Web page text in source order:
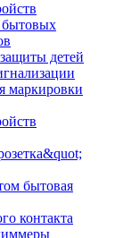
бытовых
детей
маркировки
бытовая
контакта